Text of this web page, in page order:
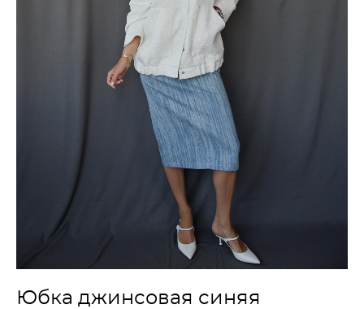
Юбка джинсовая синяя